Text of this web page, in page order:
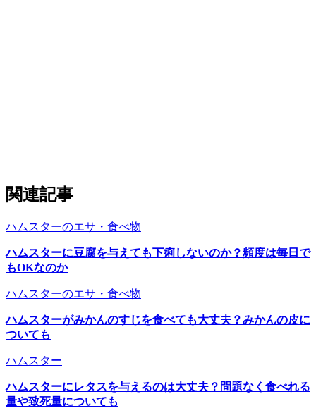
関連記事
ハムスターのエサ・食べ物
ハムスターに豆腐を与えても下痢しないのか？頻度は毎日で
もOKなのか
ハムスターのエサ・食べ物
ハムスターがみかんのすじを食べても大丈夫？みかんの皮に
ついても
ハムスター
ハムスターにレタスを与えるのは大丈夫？問題なく食べれる
量や致死量についても